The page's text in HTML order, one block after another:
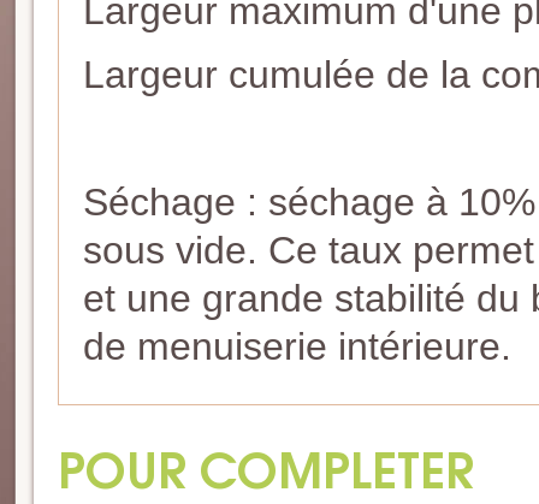
Largeur maximum d'une
Largeur cumulée de la
Séchage : séchage à
sous vide. Ce taux
et une grande stabilité du
de menuiserie intérieure.
POUR COMPLETER